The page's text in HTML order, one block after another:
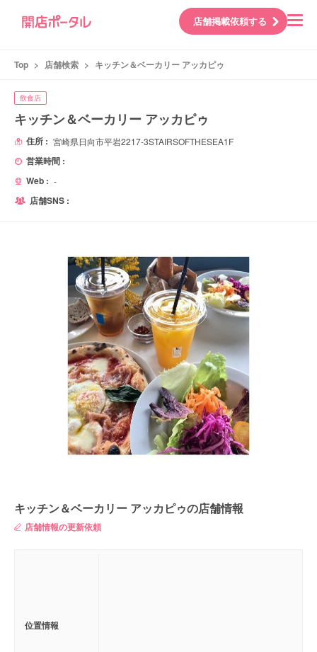
店舗掲載依頼する
Top > 店舗検索 > キッチン＆ベーカリー アッカピゥ
飲食店
キッチン＆ベーカリー アッカピゥ
住所 : 宮崎県日向市平岩2217-3STAIRSOFTHESEA1F
営業時間 :
Web : -
店舗SNS :
キッチン＆ベーカリー アッカピゥの店舗情報
店舗情報の更新依頼
位置情報